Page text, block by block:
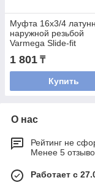
Муфта 16x3/4
наружной резьбой
Varmega Slide-fit
1 801 ₸
Купить
О нас
Рейтинг не
Менее 5
Работает с